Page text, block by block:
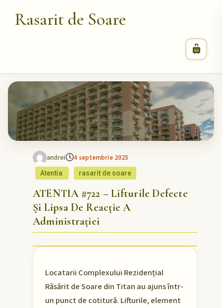
Rasarit de Soare
andrei 4 septembrie 2025
Atentia rasarit de soare
ATENTIA #722 – Lifturile Defecte
Și Lipsa De Reacție A
Administrației
Locatarii Complexului Rezidențial
Răsărit de Soare din Titan au ajuns într-
un punct de cotitură. Lifturile, element